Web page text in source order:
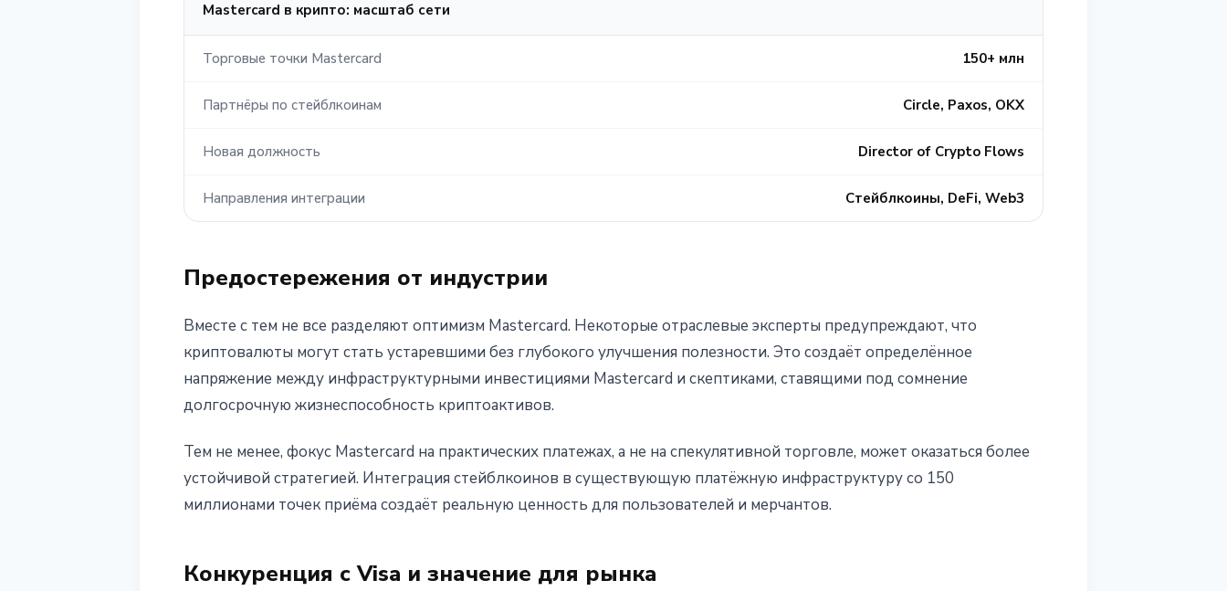
Mastercard в крипто: масштаб сети
Торговые точки Mastercard 150+ млн
Партнёры по стейблкоинам Circle, Paxos, OKX
Новая должность Director of Crypto Flows
Направления интеграции Стейблкоины, DeFi, Web3
Предостережения от индустрии
Вместе с тем не все разделяют оптимизм Mastercard. Некоторые отраслевые эксперты предупреждают, что
криптовалюты могут стать устаревшими без глубокого улучшения полезности. Это создаёт определённое
напряжение между инфраструктурными инвестициями Mastercard и скептиками, ставящими под сомнение
долгосрочную жизнеспособность криптоактивов.
Тем не менее, фокус Mastercard на практических платежах, а не на спекулятивной торговле, может оказаться более
устойчивой стратегией. Интеграция стейблкоинов в существующую платёжную инфраструктуру со 150
миллионами точек приёма создаёт реальную ценность для пользователей и мерчантов.
Конкуренция с Visa и значение для рынка